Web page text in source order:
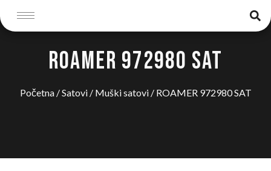
ROAMER 972980 SAT
Početna/Satovi/ Muški satovi/ ROAMER 972980 SAT